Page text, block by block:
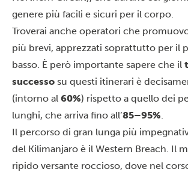
genere più facili e sicuri per il corpo.
Troverai anche operatori che
più brevi, apprezzati soprattutto per il
basso. È però importante sapere che il
successo su questi itinerari è
(intorno al 60%) rispetto a quello dei
lunghi, che arriva fino all’85–95%.
Il percorso di gran lunga più
del Kilimanjaro è il Western Breach. Il
ripido versante roccioso, dove nel